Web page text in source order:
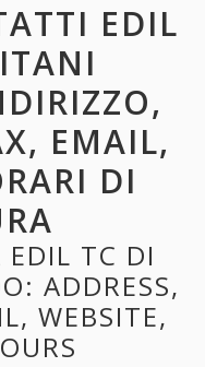
EDIL
EMAIL,
DI
TC DI
ADDRESS,
WEBSITE,